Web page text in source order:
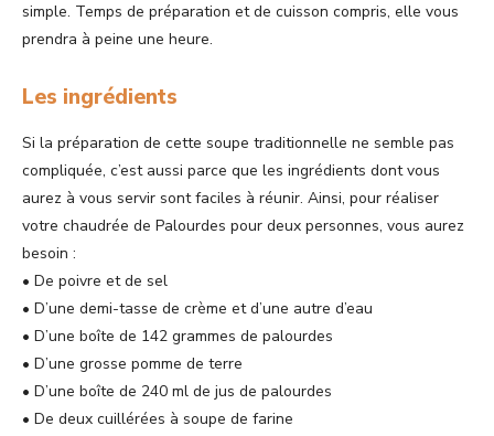
simple. Temps de préparation et de cuisson compris, elle vous
prendra à peine une heure.
Les ingrédients
Si la préparation de cette soupe traditionnelle ne semble pas
compliquée, c’est aussi parce que les ingrédients dont vous
aurez à vous servir sont faciles à réunir. Ainsi, pour réaliser
votre chaudrée de Palourdes pour deux personnes, vous aurez
besoin :
• De poivre et de sel
• D’une demi-tasse de crème et d’une autre d’eau
• D’une boîte de 142 grammes de palourdes
• D’une grosse pomme de terre
• D’une boîte de 240 ml de jus de palourdes
• De deux cuillérées à soupe de farine